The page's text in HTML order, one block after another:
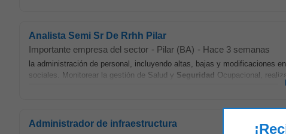
Analista Semi Sr De Rrhh Pilar
Importante empresa del sector - Pilar (BA) - Hace 3 semanas
la administración de personal, incluyendo altas, bajas y modificaciones
sociales. Monitorear la gestión de Salud y Seguridad Ocupacional,
Administrador de infraestructura